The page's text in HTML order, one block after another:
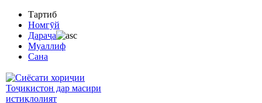
Тартиб
Номгӯй
Дараҷа
Муаллиф
Сана